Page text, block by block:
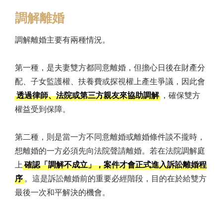
調解離婚
調解離婚主要有兩種情況。
第一種，是夫妻雙方都同意離婚，但擔心日後在財產分
配、子女監護權、扶養費或探視權上產生爭議，因此會
透過律師、法院或第三方親友來協助調解 ，確保雙方
權益受到保障。
第二種，則是當一方不同意離婚或離婚條件談不攏時，
想離婚的一方必須先向法院聲請離婚。若在法院調解庭
上確認「調解不成立」，案件才會正式進入訴訟離婚程
序。這是訴訟離婚前的重要必經階段，目的在於給雙方
最後一次和平解決的機會。